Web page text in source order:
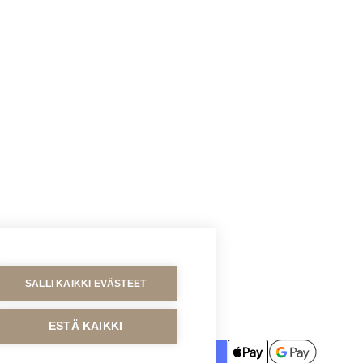
MAKSUTAVAT
SALLI KAIKKI EVÄSTEET
ESTÄ KAIKKI